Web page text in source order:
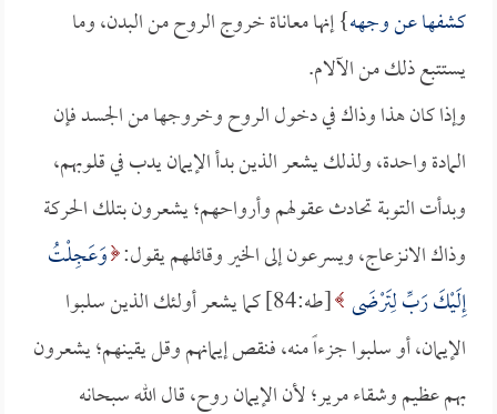
كشفها عن وجهه} إنها معاناة خروج الروح من البدن، وما
يستتبع ذلك من الآلام.
وإذا كان هذا وذاك في دخول الروح وخروجها من الجسد فإن
المادة واحدة، ولذلك يشعر الذين بدأ الإيمان يدب في قلوبهم،
وبدأت التوبة تحادث عقولهم وأرواحهم؛ يشعرون بتلك الحركة
وذاك الانـزعاج، ويسرعون إلى الخير وقائلهم يقول: وَعَجِلْتُ
إِلَيْكَ رَبِّ لِتَرْضَى
[طه:84] كما يشعر أولئك الذين سلبوا
الإيمان، أو سلبوا جزءاً منه، فنقص إيمانهم وقل يقينهم؛ يشعرون
بهم عظيم وشقاء مرير؛ لأن الإيمان روح، قال الله سبحانه